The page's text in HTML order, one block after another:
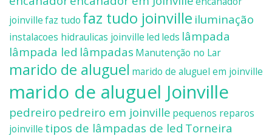
joinvillefaz tudo faz tudo joinville iluminação
instalacoes hidraulicas joinville led leds lâmpada
lâmpada led lâmpadas Manutenção no Lar
marido de aluguel marido de aluguel em joinville
marido de aluguel Joinville
pedreiro pedreiro em joinville pequenos reparos
joinville tipos de lâmpadas de led Torneira